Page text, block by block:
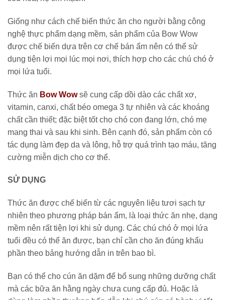
Giống như cách chế biến thức ăn cho người bằng công
nghệ thực phẩm dạng mềm, sản phẩm của Bow Wow
được chế biến dựa trên cơ chế bán ẩm nên có thể sử
dụng tiện lợi mọi lúc mọi nơi, thích hợp cho các chú chó ở
mọi lứa tuổi.
Thức ăn Bow Wowsẽ cung cấp dồi dào các chất xơ,
vitamin, canxi, chất béo omega 3 tự nhiên và các khoáng
chất cần thiết; đặc biệt tốt cho chó con đang lớn, chó mẹ
mang thai và sau khi sinh. Bên cạnh đó, sản phẩm còn có
tác dụng làm đẹp da và lông, hỗ trợ quá trình tạo máu, tăng
cường miễn dịch cho cơ thể.
SỬ DỤNG
Thức ăn được chế biến từ các nguyên liệu tươi sạch tự
nhiên theo phương pháp bán ẩm, là loại thức ăn nhẹ, dạng
mềm nên rất tiện lợi khi sử dụng. Các chú chó ở mọi lứa
tuổi đều có thể ăn được, bạn chỉ cần cho ăn đúng khẩu
phần theo bảng hướng dẫn in trên bao bì.
Bạn có thể cho cún ăn dặm để bổ sung những dưỡng chất
mà các bữa ăn hằng ngày chưa cung cấp đủ. Hoặc là